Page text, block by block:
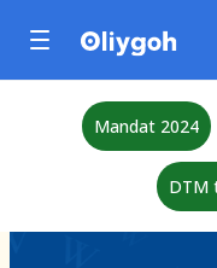
Mandat 2024
DTM